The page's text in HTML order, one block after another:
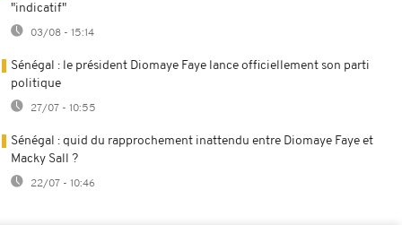
"indicatif"
03/08 - 15:14
Sénégal : le président Diomaye Faye lance officiellement son parti
politique
27/07 - 10:55
Sénégal : quid du rapprochement inattendu entre Diomaye Faye et
Macky Sall ?
22/07 - 10:46